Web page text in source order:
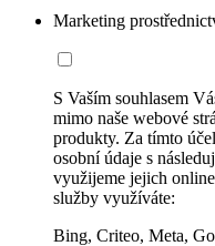
Marketing
S Vaším souhlasem
mimo naše webové
produkty. Za tímto
osobní údaje s
využijeme jejich
služby využíváte:
Bing, Criteo, Meta,